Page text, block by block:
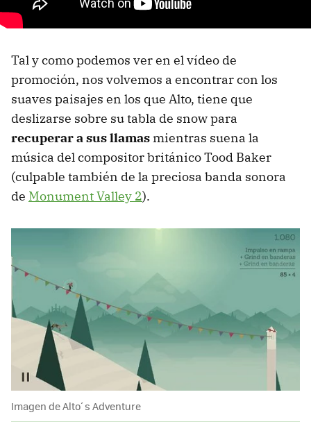
Tal y como podemos ver en el vídeo de
promoción, nos volvemos a encontrar con los
suaves paisajes en los que Alto, tiene que
deslizarse sobre su tabla de snow para
recuperar a sus llamas mientras suena la
música del compositor británico Tood Baker
(culpable también de la preciosa banda sonora
de Monument Valley 2).
Imagen de Alto´s Adventure